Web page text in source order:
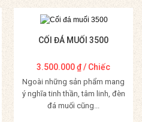
CỐI ĐÁ MUỐI 3500
3.500.000₫/ Chiếc
Ngoài những sản phẩm mang
ý nghĩa tinh thần, tâm linh, đèn
đá muối cũng...